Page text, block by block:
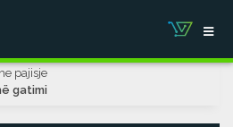
pajisje
gatimi